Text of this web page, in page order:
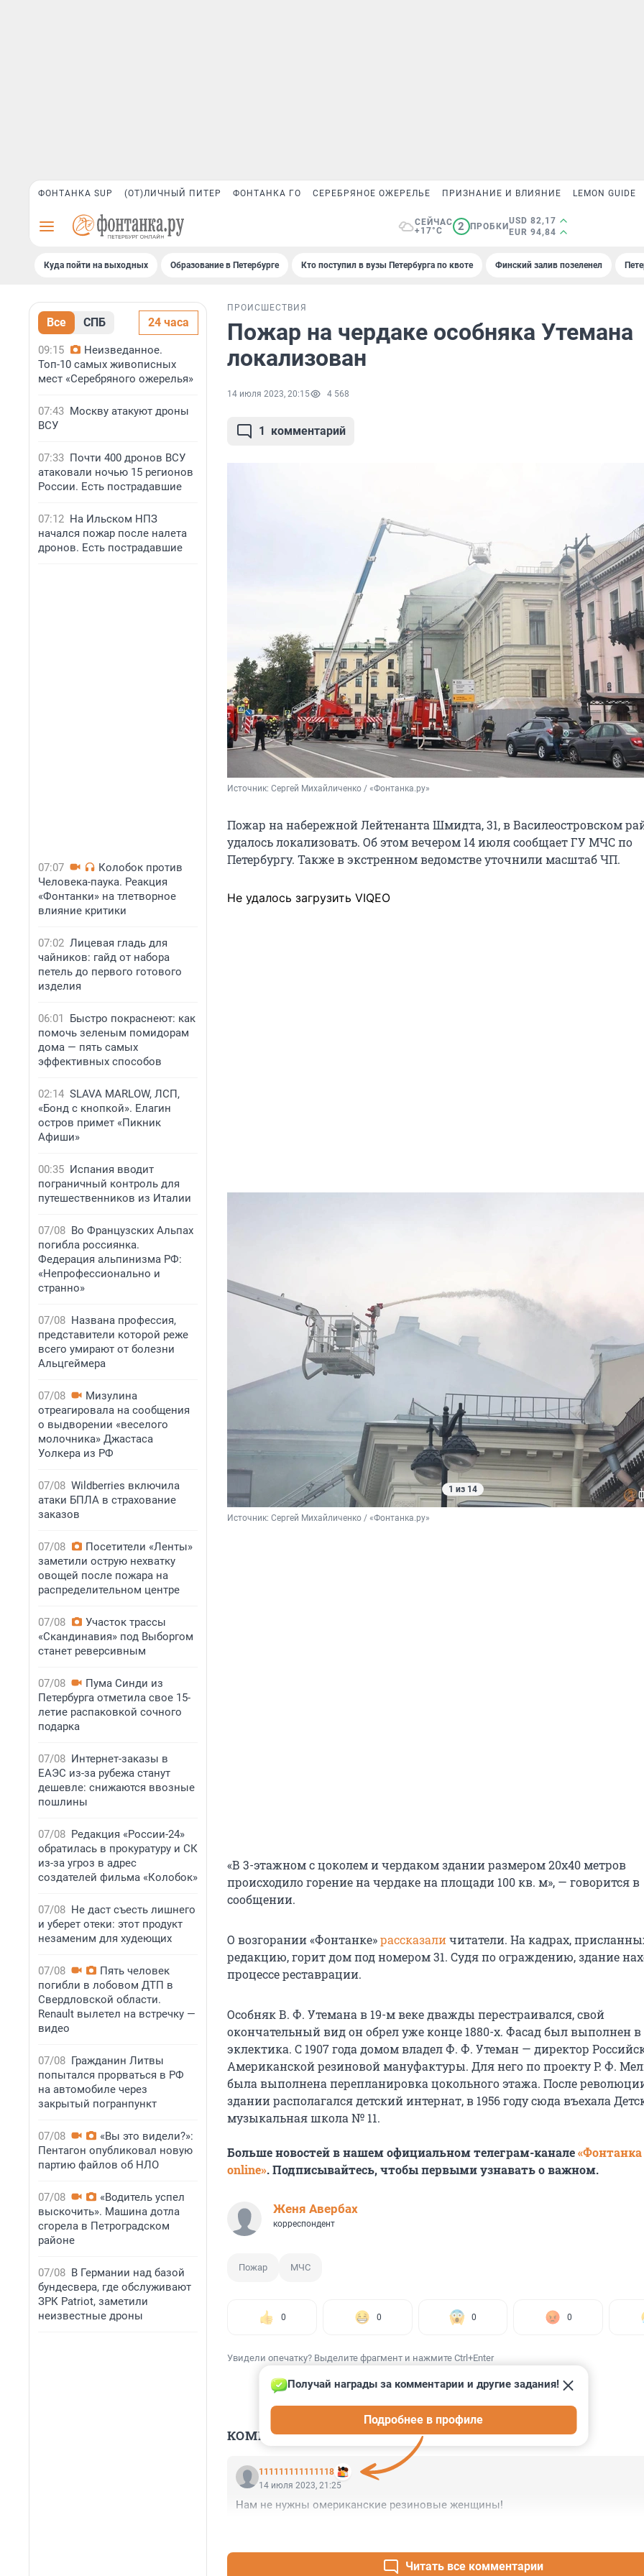
ФОНТАНКА SUP (ОТ)ЛИЧНЫЙ ПИТЕР ФОНТАНКА ГО СЕРЕБРЯНОЕ ОЖЕРЕЛЬЕ ПРИЗНАНИЕ И ВЛИЯНИЕ LEMON GUIDE
СЕЙЧАС
+17°C
2 ПРОБКИ
USD 82,17
EUR 94,84
Куда пойти на выходных Образование в Петербурге Кто поступил в вузы Петербурга по квоте Финский залив позеленел
Все СПБ 24 часа
09:15
Неизведанное.
Топ-10 самых живописных
мест «Серебряного ожерелья»
07:43 Москву атакуют дроны
ВСУ
07:33 Почти 400 дронов ВСУ
атаковали ночью 15 регионов
России. Есть пострадавшие
07:12 На Ильском НПЗ
начался пожар после налета
дронов. Есть пострадавшие
07:07
Колобок против
Человека-паука. Реакция
«Фонтанки» на тлетворное
влияние критики
07:02 Лицевая гладь для
чайников: гайд от набора
петель до первого готового
изделия
06:01
Быстро покраснеют: как
помочь зеленым помидорам
дома — пять самых
эффективных способов
02:14 SLAVA MARLOW, ЛСП,
«Бонд с кнопкой». Елагин
остров примет «Пикник
Афиши»
00:35 Испания вводит
пограничный контроль для
путешественников из Италии
07/08 Во Французских Альпах
погибла россиянка.
Федерация альпинизма РФ:
«Непрофессионально и
странно»
07/08 Названа профессия,
представители которой реже
всего умирают от болезни
Альцгеймера
07/08
Мизулина
отреагировала на сообщения
о выдворении «веселого
молочника» Джастаса
Уолкера из РФ
07/08 Wildberries включила
атаки БПЛА в страхование
заказов
07/08
Посетители «Ленты»
заметили острую нехватку
овощей после пожара на
распределительном центре
07/08
Участок трассы
«Скандинавия» под Выборгом
станет реверсивным
07/08
Пума Синди из
Петербурга отметила свое 15-
летие распаковкой сочного
подарка
07/08 Интернет-заказы в
ЕАЭС из-за рубежа станут
дешевле: снижаются ввозные
пошлины
07/08 Редакция «России-24»
обратилась в прокуратуру и СК
из-за угроз в адрес
создателей фильма «Колобок»
07/08 Не даст съесть лишнего
и уберет отеки: этот продукт
незаменим для худеющих
07/08
Пять человек
погибли в лобовом ДТП в
Свердловской области.
Renault вылетел на встречку —
видео
07/08 Гражданин Литвы
попытался прорваться в РФ
на автомобиле через
закрытый погранпункт
07/08
«Вы это видели?»:
Пентагон опубликовал новую
партию файлов об НЛО
07/08
«Водитель успел
выскочить». Машина дотла
сгорела в Петроградском
районе
07/08 В Германии над базой
бундесвера, где обслуживают
ЗРК Patriot, заметили
неизвестные дроны
ПРОИСШЕСТВИЯ
Пожар на чердаке особняка Утемана
локализован
14 июля 2023, 20:15 4 568
1 комментарий
Источник: Сергей Михайличенко / «Фонтанка.ру»
Пожар на набережной Лейтенанта Шмидта, 31, в Василеостровском
удалось локализовать. Об этом вечером 14 июля сообщает ГУ МЧС по
Петербургу. Также в экстренном ведомстве уточнили масштаб ЧП.
Не удалось загрузить VIQEO
1 из 14
Источник: Сергей Михайличенко / «Фонтанка.ру»
«В 3-этажном с цоколем и чердаком здании размером 20х40 метров
происходило горение на чердаке на площади 100 кв. м», — говорится в
сообщении.
О возгорании «Фонтанке»рассказаличитатели. На кадрах,
редакцию, горит дом под номером 31. Судя по ограждению, здание
процессе реставрации.
Особняк В. Ф. Утемана в 19-м веке дважды перестраивался, свой
окончательный вид он обрел уже конце 1880-х. Фасад был выполнен в
эклектика. С 1907 года домом владел Ф. Ф. Утеман — директор
Американской резиновой мануфактуры. Для него по проекту Р. Ф.
была выполнена перепланировка цокольного этажа. После
здании располагался детский интернат, в 1956 году сюда въехала
музыкальная школа № 11.
Больше новостей в нашем официальном телеграм-канале«Фонтанка
online». Подписывайтесь, чтобы первыми узнавать о важном.
Женя Авербах
корреспондент
Пожар МЧС
0 0 0 0
Увидели опечатку? Выделите фрагмент и нажмите Ctrl+Enter
КОММЕНТАРИИ 1
111111111111118
Получай награды за комментарии и другие задания!
Подробнее в профиле
14 июля 2023, 21:25
Нам не нужны омериканские резиновые женщины!
Читать все комментарии